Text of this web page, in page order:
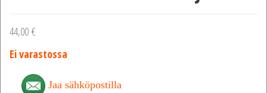
44,00 €
Ei varastossa
Jaa sähköpostilla